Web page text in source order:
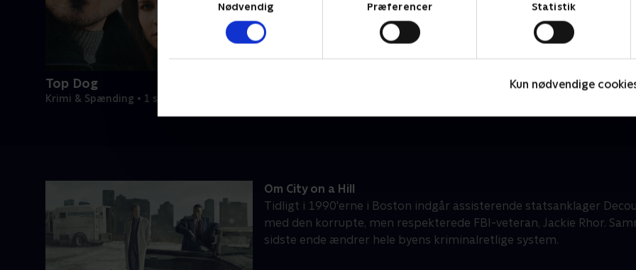
Nødvendig
Præferencer Statistik
Kun nødvendige
Top Dog
Krimi & Spænding • 1 sæsoner
Om City on a Hill
Tidligt i 1990'erne i Boston indgår assisterende statsanklager
med den korrupte, men respekterede FBI-veteran, Jackie Rhor.
sidste ende ændrer hele byens kriminalretlige system.